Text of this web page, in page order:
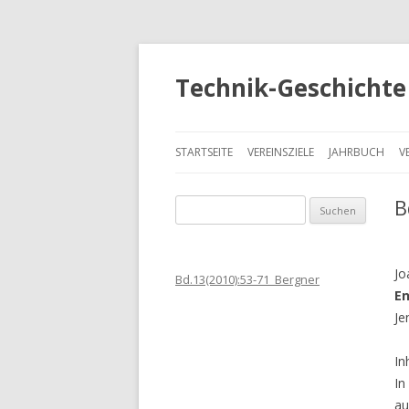
Technik-Geschichte
STARTSEITE VEREINSZIELE JAHRBUCH
u
h
Bd.13(2010):53-71_Bergner